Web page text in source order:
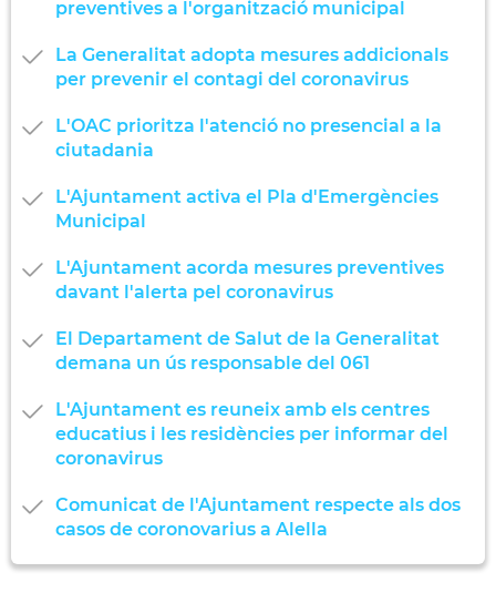
preventives a l'organització municipal
La Generalitat adopta mesures addicionals
per prevenir el contagi del coronavirus
L'OAC prioritza l'atenció no presencial a la
ciutadania
L'Ajuntament activa el Pla d'Emergències
Municipal
L'Ajuntament acorda mesures preventives
davant l'alerta pel coronavirus
El Departament de Salut de la Generalitat
demana un ús responsable del 061
L'Ajuntament es reuneix amb els centres
educatius i les residències per informar del
coronavirus
Comunicat de l'Ajuntament respecte als dos
casos de coronovarius a Alella